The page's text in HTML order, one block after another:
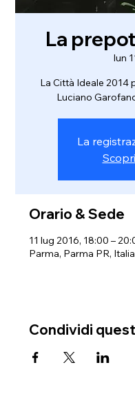
La
lun
La Città Ideale 2014
Luciano
La
Orario & Sede
11 lug 2016, 18:00 –
Parma, Parma PR, Italia
Condividi